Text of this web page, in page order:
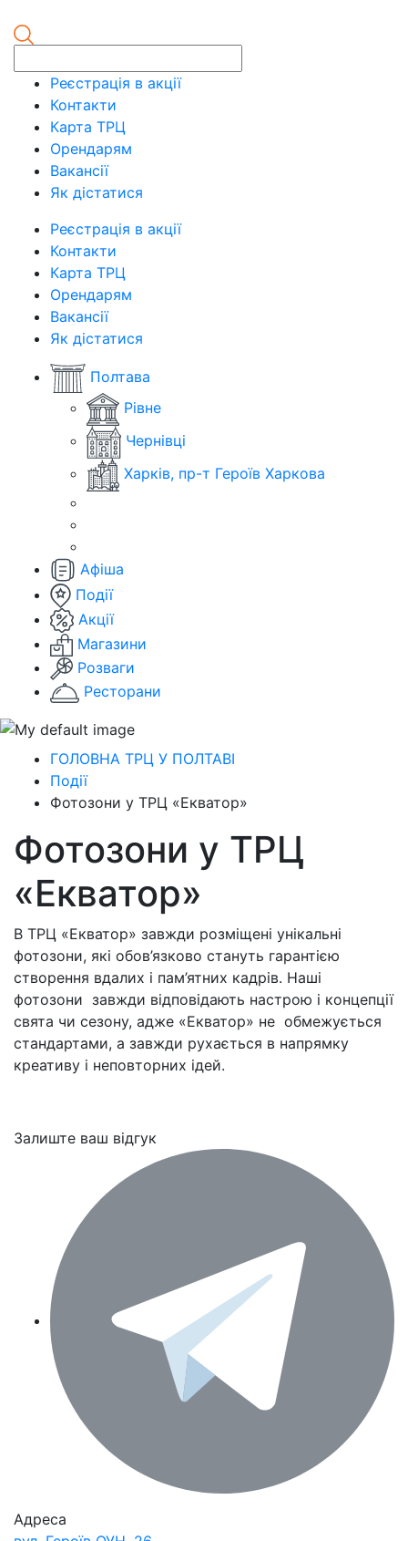
Реєстрація в акції
Контакти
Карта ТРЦ
Орендарям
Вакансії
Як дістатися
Реєстрація в акції
Контакти
Карта ТРЦ
Орендарям
Вакансії
Як дістатися
Полтава
Рівне
Чернівці
Харків, пр-т Героїв Харкова
Афіша
Події
Акції
Магазини
Розваги
Ресторани
ГОЛОВНА ТРЦ У ПОЛТАВІ
Події
Фотозони у ТРЦ «Екватор»
Фотозони у ТРЦ
«Екватор»
В ТРЦ «Екватор» завжди розміщені унікальні
фотозони, які обов’язково стануть гарантією
створення вдалих і пам’ятних кадрів. Наші
фотозони завжди відповідають настрою і концепції
свята чи сезону, адже «Екватор» не обмежується
стандартами, а завжди рухається в напрямку
креативу і неповторних ідей.
Залиште ваш відгук
Адреса